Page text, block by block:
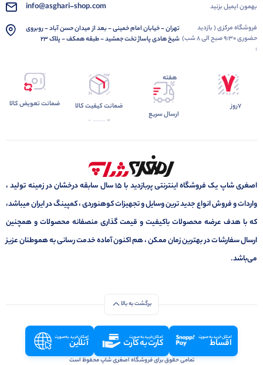
بهمون ایمیل بزنید
فروشگاه مرکزی ( بازدید
حضوری 9:30 صبح الی 8 شب)
:
info@asghari-shop.com
تهران - خیابان امام خمینی - بعد از میدان حسن آباد - روبروی
شیخ هادی پاساژ تخت جمشید - طبقه همکف - پلاک 23
7روز
هفته
ارسال سریع
ضمانت کیفیت کالا ضمانت تعویض کالا
اصغری شاپ یک فروشگاه اینترنتی پربازدید با 15 سال سابقه درخشان در زمینه تولید ،
واردات و فروش انواع جدید ترین وسایل و تجهیزات کوهنوردی ، کمپینگ در ایران میباشد،
که با هدف عرضه محصولات باکیفیت و قیمت گذاری منصفانه محصولات و همچنین
ارسال سفارشات در بهترین زمان ممکن ، هم اکنون آماده خدمت رسانی به هموطنان عزیز
می‌باشد.
برگشت به بالا
امکان خرید به صورت
اقساط امکان خرید به صورت
کارت به کارت امکان خرید به صورت
آنلاین
تمامی حقوق برای فروشگاه اصغری شاپ محفوظ است